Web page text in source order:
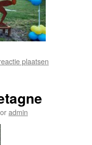
plaatsen
admin